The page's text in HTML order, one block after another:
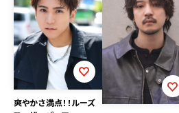
爽やかさ満点！！ルーズ